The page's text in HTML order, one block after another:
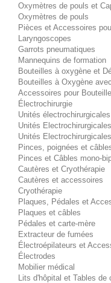
Oxymètres de pouls et
Oxymètres de pouls
Pièces et Accessoires
Laryngoscopes
Garrots pneumatiques
Mannequins de formation
Bouteilles à oxygène et
Bouteilles à Oxygène
Accessoires pour
Électrochirurgie
Unités électrochirurgicales
Unités
Unités
Pinces, poignées et
Pinces et Câbles mono-
Cautères et Cryothérapie
Cautères et accessoires
Cryothérapie
Plaques, Pédales et
Plaques et câbles
Pédales et carte-mère
Extracteur de fumées
Électroépilateurs et
Électrodes
Mobilier médical
Lits d'hôpital et Tables de